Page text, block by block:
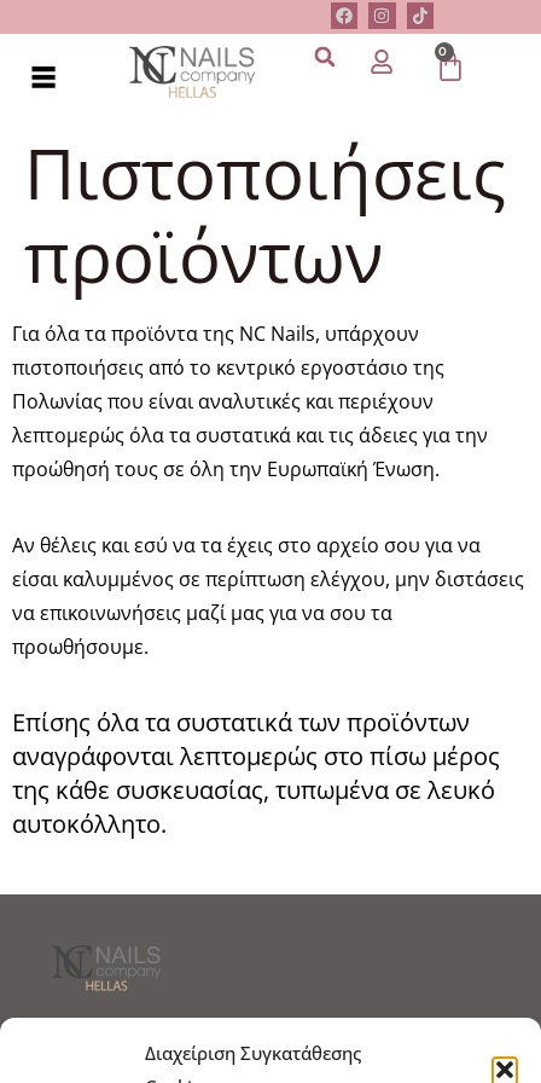
Διαχείριση Συγκατάθεσης
0
Πιστοποιήσεις
προϊόντων
Για όλα τα προϊόντα της NC Nails, υπάρχουν
πιστοποιήσεις από το κεντρικό εργοστάσιο της
Πολωνίας που είναι αναλυτικές και περιέχουν
λεπτομερώς όλα τα συστατικά και τις άδειες για την
προώθησή τους σε όλη την Ευρωπαϊκή Ένωση.
Αν θέλεις και εσύ να τα έχεις στο αρχείο σου για να
είσαι καλυμμένος σε περίπτωση ελέγχου, μην διστάσεις
να επικοινωνήσεις μαζί μας για να σου τα
προωθήσουμε.
Επίσης όλα τα συστατικά των προϊόντων
αναγράφονται λεπτομερώς στο πίσω μέρος
της κάθε συσκευασίας, τυπωμένα σε λευκό
αυτοκόλλητο.